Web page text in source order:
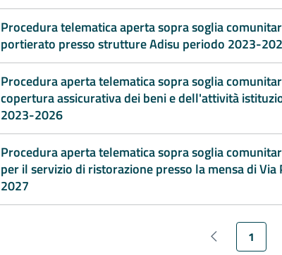
Procedura telematica aperta sopra soglia
portierato presso strutture Adisu periodo 2023-
Procedura aperta telematica sopra soglia
copertura assicurativa dei beni e dell'attività
2023-2026
Procedura aperta telematica sopra soglia
per il servizio di ristorazione presso la mensa di
2027
Pagina
Pagina
1